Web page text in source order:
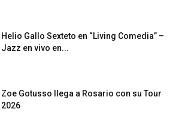
Helio Gallo Sexteto en “Living Comedia” –
Jazz en vivo en...
Zoe Gotusso llega a Rosario con su Tour
2026